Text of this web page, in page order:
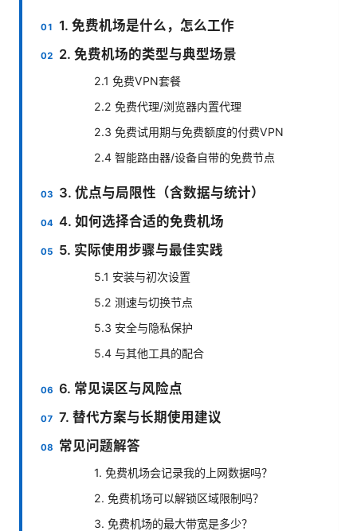
1. 免费机场是什么，怎么工作
2. 免费机场的类型与典型场景
2.1 免费VPN套餐
2.2 免费代理/浏览器内置代理
2.3 免费试用期与免费额度的付费VPN
2.4 智能路由器/设备自带的免费节点
3. 优点与局限性（含数据与统计）
4. 如何选择合适的免费机场
5. 实际使用步骤与最佳实践
5.1 安装与初次设置
5.2 测速与切换节点
5.3 安全与隐私保护
5.4 与其他工具的配合
6. 常见误区与风险点
7. 替代方案与长期使用建议
常见问题解答
1. 免费机场会记录我的上网数据吗？
2. 免费机场可以解锁区域限制吗？
3. 免费机场的最大带宽是多少？